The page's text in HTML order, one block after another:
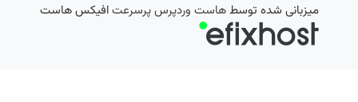
میزبانی شده توسطهاست وردپرس پرسرعتافیکس هاست